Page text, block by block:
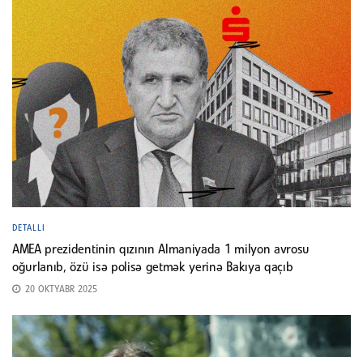
DETALLI
AMEA prezidentinin qızının Almaniyada 1 milyon avrosu
oğurlanıb, özü isə polisə getmək yerinə Bakıya qaçıb
20 OKTYABR 2025